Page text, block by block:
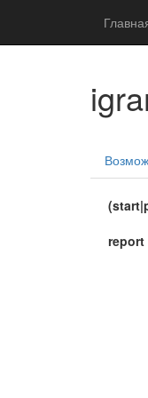
report